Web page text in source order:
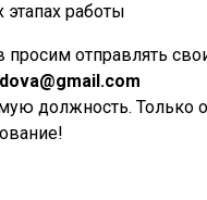
этапах работы
просим отправлять
должность. Только